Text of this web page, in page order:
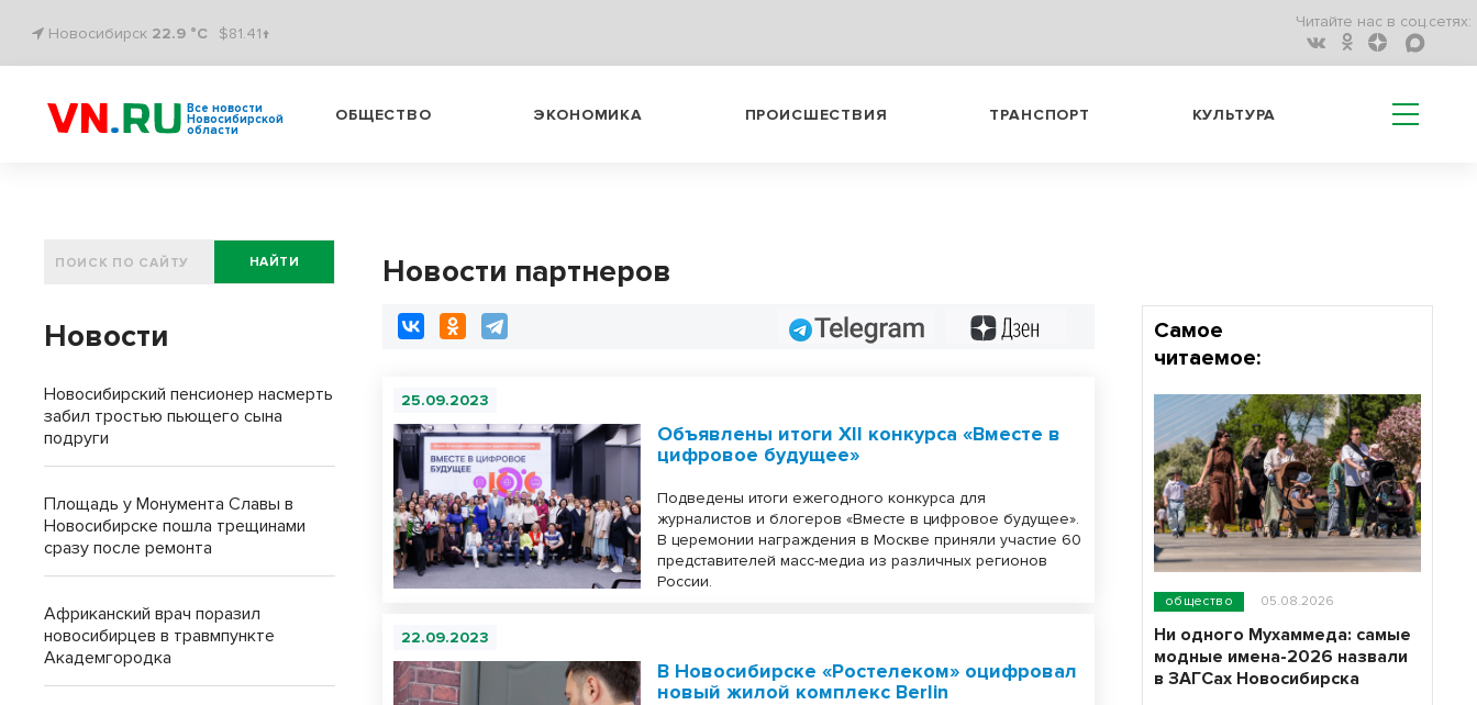
Новосибирск 22.9 °C $81.41↑
Читайте нас в соц.сетях:
Все новости
Новосибирской
области
ОБЩЕСТВО ЭКОНОМИКА ПРОИСШЕСТВИЯ ТРАНСПОРТ КУЛЬТУРА
Новости партнеров
Telegram
25.09.2023
Объявлены итоги XII конкурса «Вместе в
цифровое будущее»
Подведены итоги ежегодного конкурса для
журналистов и блогеров «Вместе в цифровое будущее».
В церемонии награждения в Москве приняли участие 60
представителей масс-медиа из различных регионов
России.
22.09.2023
В Новосибирске «Ростелеком» оцифровал
новый жилой комплекс Berlin
НАЙТИ
Новости
Новосибирский пенсионер насмерть
забил тростью пьющего сына
подруги
Площадь у Монумента Славы в
Новосибирске пошла трещинами
сразу после ремонта
Африканский врач поразил
новосибирцев в травмпункте
Академгородка
Самое
читаемое:
общество 05.08.2026
Ни одного Мухаммеда: самые
модные имена-2026 назвали
в ЗАГСах Новосибирска